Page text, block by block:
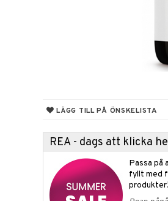
LÄGG TILL PÅ ÖNSKELISTA
REA - dags att klicka
Passa på
fyllt med
produkter!